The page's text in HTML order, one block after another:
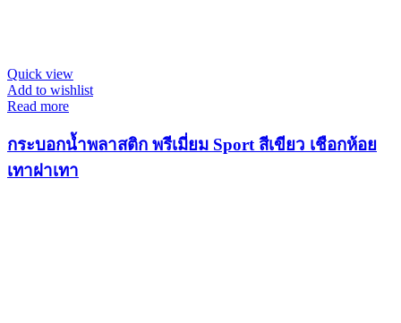
Quick view
Add to wishlist
Read more
กระบอกน้ำพลาสติก พรีเมี่ยม Sport สีเขียว เชือกห้อย
เทาฝาเทา